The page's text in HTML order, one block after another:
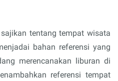
tentang tempat wisata
bahan referensi yang
merencanakan liburan di
referensi tempat